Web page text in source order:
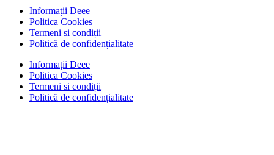
Informații Deee
Politica Cookies
Termeni si condiții
Politică de confidențialitate
Informații Deee
Politica Cookies
Termeni si condiții
Politică de confidențialitate